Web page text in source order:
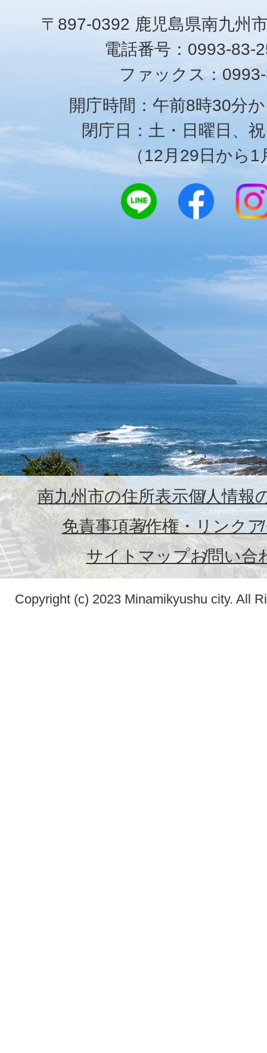
〒897-0392 鹿児島県南九州
電話番号：0993-83-
ファックス：
開庁時間：午前8時30分
閉庁日：土・日曜日、
（12月29日から1
南九州市の住所表示個人情報
免責事項著作権・リンク
サイトマップお問い合
Copyright (c) 2023 Minamikyushu city. All